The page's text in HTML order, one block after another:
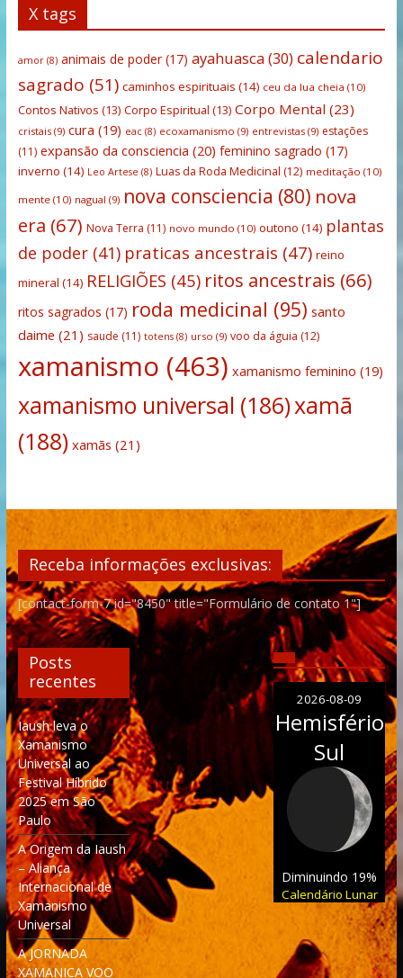
X tags
amor(8) animais de poder(17) ayahuasca(30) calendario
sagrado (51) caminhos espirituais (14) ceu da lua cheia (10)
Contos Nativos (13) Corpo Espiritual (13) Corpo Mental (23)
cristais(9) cura (19) eac(8) ecoxamanismo (9) entrevistas(9) estações
(11) expansão da consciencia (20) feminino sagrado (17)
inverno (14) Leo Artese (8) Luas da Roda Medicinal (12) meditação (10)
mente(10) nagual (9) nova consciencia (80) nova
era (67) Nova Terra (11) novo mundo (10) outono (14) plantas
de poder(41) praticas ancestrais (47) reino
mineral (14) RELIGIÕES (45) ritos ancestrais (66)
ritos sagrados (17) roda medicinal (95) santo
daime (21) saude (11) totens(8) urso (9) voo da águia (12)
xamanismo (463) xamanismo feminino (19)
xamanismo universal (186)xamã
(188) xamãs (21)
Receba informações exclusivas:
[contact-form-7 id="8450" title="Formulário de contato 1"]
Posts
recentes
Iaush leva o
Xamanismo
Universal ao
Festival Híbrido
2025 em São
Paulo
A Origem da Iaush
– Aliança
Internacional de
Xamanismo
Universal
A JORNADA
XAMANICA VOO
2026-08-09
Hemisfério
Sul
Diminuindo 19%
Calendário Lunar